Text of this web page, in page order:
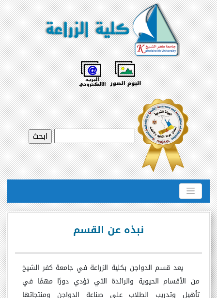
نبذه عن القسم
يعد قسم الدواجن بكلية الزراعة في جامعة كفر الشيخ
من الأقسام الحيوية والرائدة التي تؤدي دورًا مهمًا في
تأهيل وتدريب الطلاب على صناعة الدواجن ومنتجاتها